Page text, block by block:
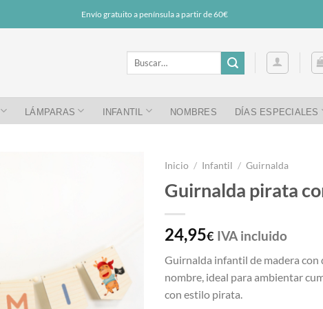
Envío gratuito a península a partir de 60€
Buscar
LÁMPARAS INFANTIL NOMBRES DÍAS ESPECIALES
Inicio / Infantil / Guirnalda
Guirnalda pirata
24,95€ IVA incluido
Guirnalda infantil de madera con
nombre, ideal para ambientar
con estilo pirata.